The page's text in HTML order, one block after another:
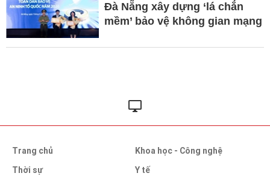
Đà Nẵng xây dựng ‘lá chắn
mềm’ bảo vệ không gian mạng
Trang chủ
Thời sự
Khoa học - Công nghệ
Y tế